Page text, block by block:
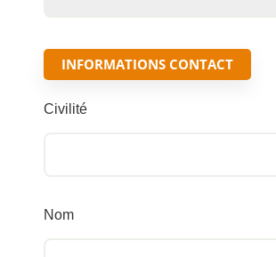
INFORMATIONS CONTACT
Civilité
Nom